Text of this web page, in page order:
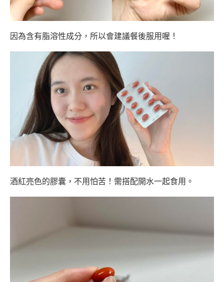
因為含有脂溶性成分，所以會建議餐後服用喔！
酒紅亮色的膠囊，不用怕苦！需搭配開水一起食用。